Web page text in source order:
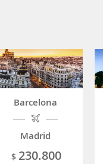
Barcelona
Madrid
$ 230.800